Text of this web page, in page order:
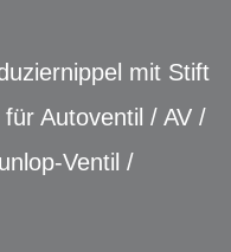
mit Stift
Autoventil / AV /
Ventil /